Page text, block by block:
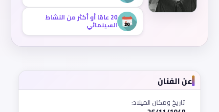
20 عامًا أو أكثر من النشاط
السينمائي
عن الفنان
تاريخ ومكان الميلاد: